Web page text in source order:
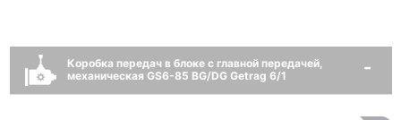
Коробка передач в блоке с главной передачей,
механическая GS6-85 BG/DG Getrag 6/1